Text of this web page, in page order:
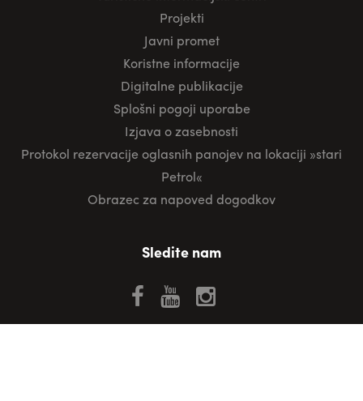
Projekti
Javni promet
Koristne informacije
Digitalne publikacije
Splošni pogoji uporabe
Izjava o zasebnosti
Protokol rezervacije oglasnih panojev na lokaciji »stari
Petrol«
Obrazec za napoved dogodkov
Sledite nam